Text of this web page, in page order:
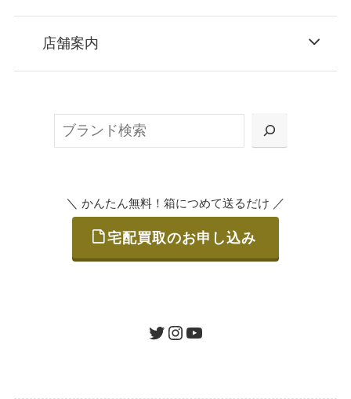
お申込み
または梱包材不要の「集荷申込」からお選び
ご発送
店舗案内
＼ かんたん無料！箱につめて送るだけ ／
宅配買取のお申し込み
ツイッターインスタグラムユーチューブ